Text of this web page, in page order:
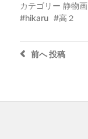
カテゴリー 静物画
hikaru
高２
前へ投稿